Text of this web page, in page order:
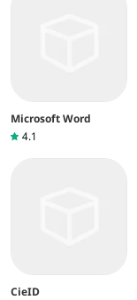
Microsoft Word
4.1
CieID